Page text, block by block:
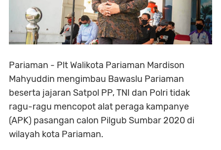
Pariaman - Plt Walikota Pariaman Mardison
Mahyuddin mengimbau Bawaslu Pariaman
beserta jajaran Satpol PP, TNI dan Polri tidak
ragu-ragu mencopot alat peraga kampanye
(APK) pasangan calon Pilgub Sumbar 2020 di
wilayah kota Pariaman.